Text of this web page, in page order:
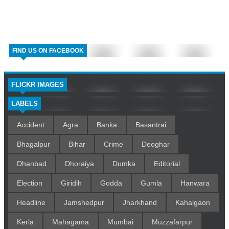
FIND US ON FACEBOOK
FLICKR IMAGES
LABELS
Accident Agra Banka Basantrai
Bhagalpur Bihar Crime Deoghar
Dhanbad Dhoraiya Dumka Editorial
Election Giridih Godda Gumla Hanwara
Headline Jamshedpur Jharkhand Kahalgaon
Kerla Mahagama Mumbai Muzzafarpur